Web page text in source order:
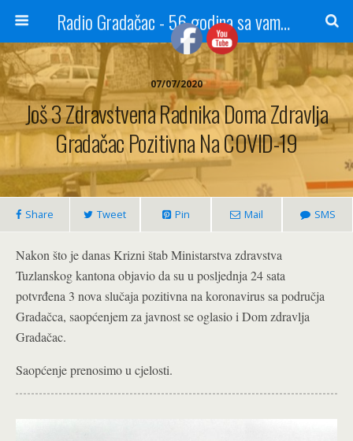
Radio Gradačac - 56 godina sa vama...
07/07/2020
Još 3 Zdravstvena Radnika Doma Zdravlja
Gradačac Pozitivna Na COVID-19
Share Tweet Pin Mail SMS
Nakon što je danas Krizni štab Ministarstva zdravstva
Tuzlanskog kantona objavio da su u posljednja 24 sata
potvrđena 3 nova slučaja pozitivna na koronavirus sa područja
Gradačca, saopćenjem za javnost se oglasio i Dom zdravlja
Gradačac.
Saopćenje prenosimo u cjelosti.